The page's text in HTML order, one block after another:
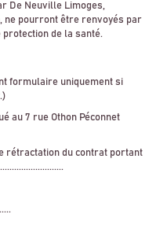
De Neuville Limoges,
ne pourront être renvoyés par
protection de la santé.
formulaire uniquement si
au 7 rue Othon Péconnet
rétractation du contrat portant